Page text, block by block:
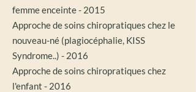
femme enceinte - 2015
Approche de soins chiropratiques chez le
nouveau-né (plagiocéphalie, KISS
Syndrome..) - 2016
Approche de soins chiropratiques chez
l'enfant - 2016